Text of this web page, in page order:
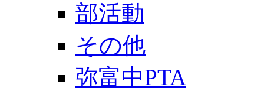
部活動
その他
弥富中PTA